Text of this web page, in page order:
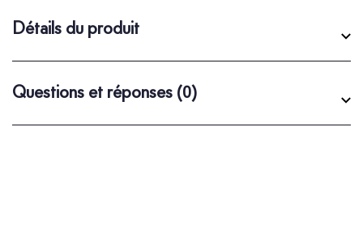
Détails du produit
Questions et réponses (0)